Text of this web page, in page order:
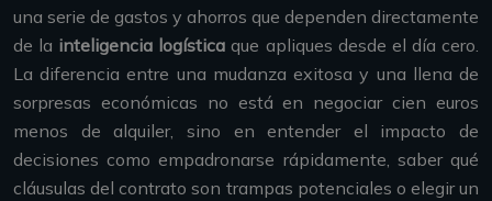
una serie de gastos y ahorros que dependen directamente
de la inteligencia logística que apliques desde el día cero.
La diferencia entre una mudanza exitosa y una llena de
sorpresas económicas no está en negociar cien euros
menos de alquiler, sino en entender el impacto de
decisiones como empadronarse rápidamente, saber qué
cláusulas del contrato son trampas potenciales o elegir un